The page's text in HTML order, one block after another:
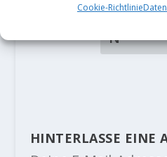
Cookie-Richtlinie
N
HINTERLASSE EINE